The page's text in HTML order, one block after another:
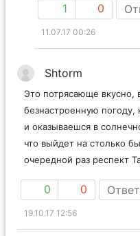
1 0
11.07.17 00:26
Shtorm
Это потрясающе
безнастроенную погоду,
и оказываешся в
что выйдет на столько
очередной раз респект
0 0
19.10.17 12:56